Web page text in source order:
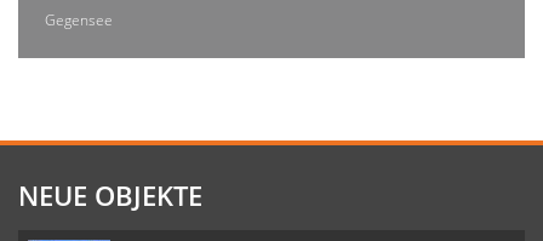
Gegensee
NEUE OBJEKTE